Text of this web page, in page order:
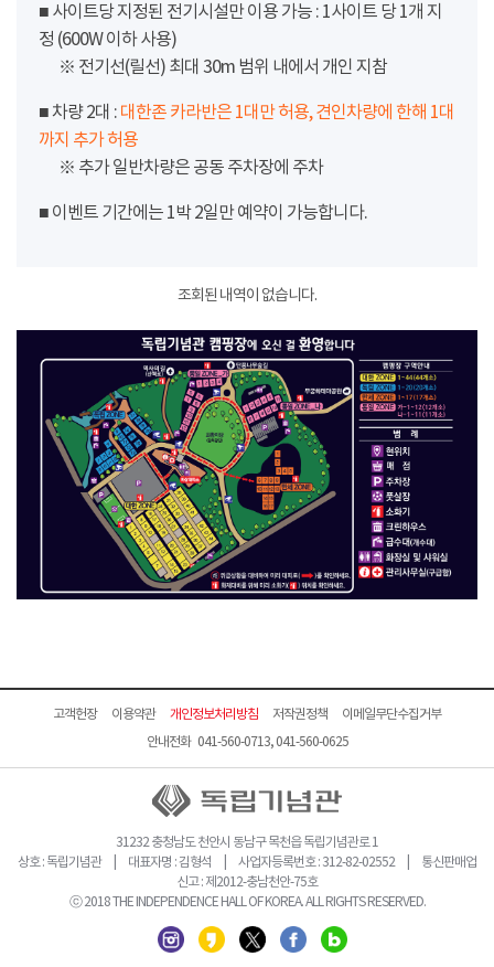
■ 사이트당 지정된 전기시설만 이용 가능 : 1사이트 당 1개 지
정 (600W 이하 사용)
※ 전기선(릴선) 최대 30m 범위 내에서 개인 지참
■ 차량 2대 : 대한존 카라반은 1대만 허용, 견인차량에 한해 1대
까지 추가 허용
※ 추가 일반차량은 공동 주차장에 주차
■ 이벤트 기간에는 1박 2일만 예약이 가능합니다.
조회된 내역이 없습니다.
고객헌장 이용약관 개인정보처리방침 저작권정책
이메일무단수집거부
안내전화 041-560-0713, 041-560-0625
31232 충청남도 천안시 동남구 목천읍 독립기념관로 1
상호 : 독립기념관 | 대표자명 : 김형석 | 사업자등록번호 : 312-82-02552 | 통신판매업
신고 : 제2012-충남천안-75호
ⓒ 2018 THE INDEPENDENCE HALL OF KOREA. ALL RIGHTS RESERVED.